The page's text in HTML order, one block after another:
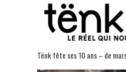
Tënk fête ses 10 ans – de